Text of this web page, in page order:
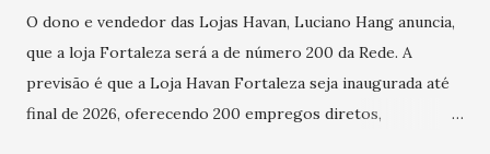
O dono e vendedor das Lojas Havan, Luciano Hang anuncia,
que a loja Fortaleza será a de número 200 da Rede. A
previsão é que a Loja Havan Fortaleza seja inaugurada até
final de 2026, oferecendo 200 empregos diretos,